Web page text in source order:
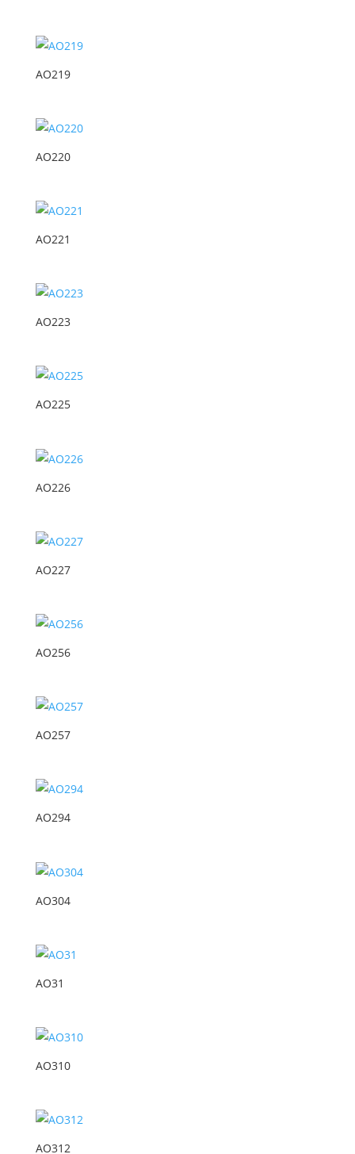
AO219
AO220
AO221
AO223
AO225
AO226
AO227
AO256
AO257
AO294
AO304
AO31
AO310
AO312